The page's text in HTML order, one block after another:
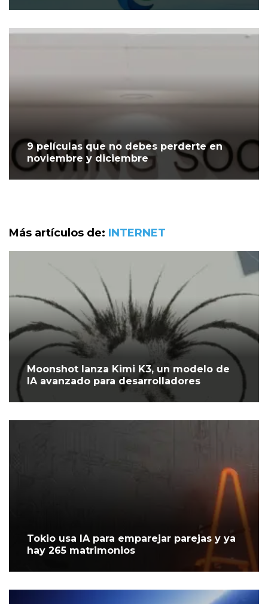
9 películas que no debes perderte en
noviembre y diciembre
Más artículos de: INTERNET
Moonshot lanza Kimi K3, un modelo de
IA avanzado para desarrolladores
Tokio usa IA para emparejar parejas y ya
hay 265 matrimonios